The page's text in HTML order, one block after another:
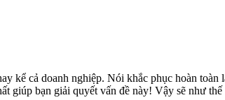
kể cả doanh nghiệp. Nói khắc phục hoàn
giúp bạn giải quyết vấn đề này! Vậy sẽ như